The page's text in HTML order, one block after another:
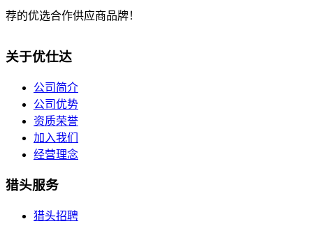
荐的优选合作供应商品牌！
关于优仕达
公司简介
公司优势
资质荣誉
加入我们
经营理念
猎头服务
猎头招聘